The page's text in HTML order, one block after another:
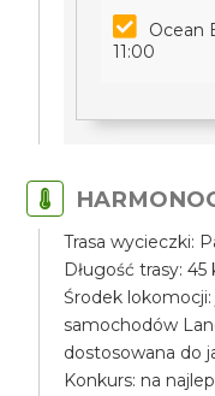
Ocean
11:00
Trasa wycieczki:
Długość trasy: 45
Środek
samochodów
dostosowana do
Konkurs: na